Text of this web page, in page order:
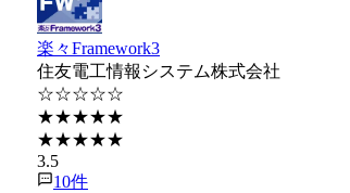
楽々Framework3
住友電工情報システム株式会社
☆☆☆☆☆
★★★★★
★★★★★
3.5
10件